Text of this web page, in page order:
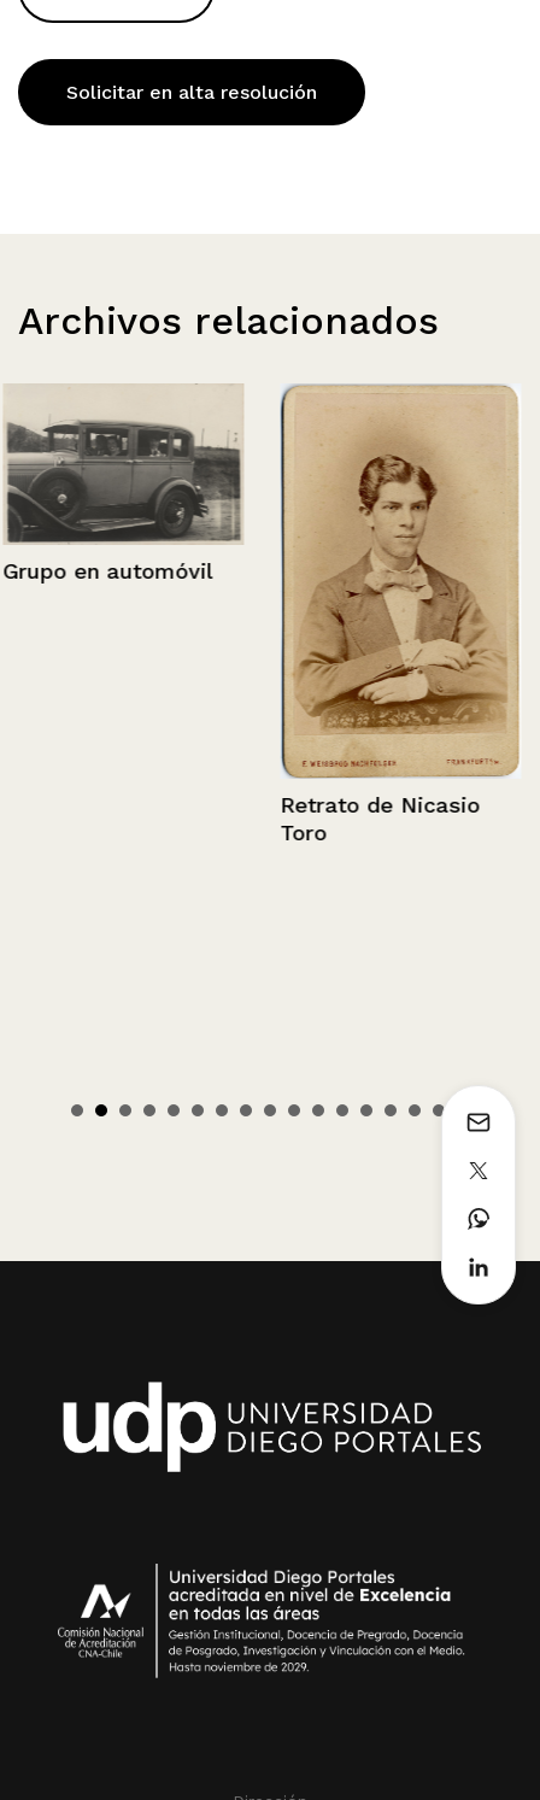
Solicitar en alta resolución
Archivos relacionados
Grupo en automóvil
Retrato de Nicasio
Toro